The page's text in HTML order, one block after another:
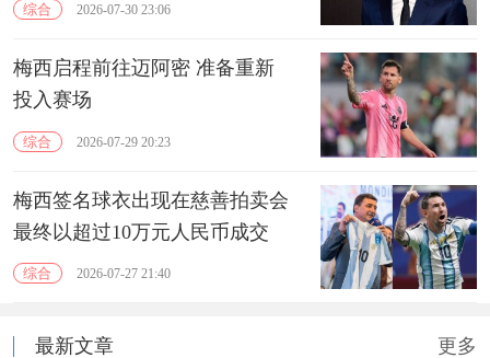
综合 2026-07-30 23:06
梅西启程前往迈阿密 准备重新
投入赛场
综合 2026-07-29 20:23
梅西签名球衣出现在慈善拍卖会
最终以超过10万元人民币成交
综合 2026-07-27 21:40
最新文章 更多